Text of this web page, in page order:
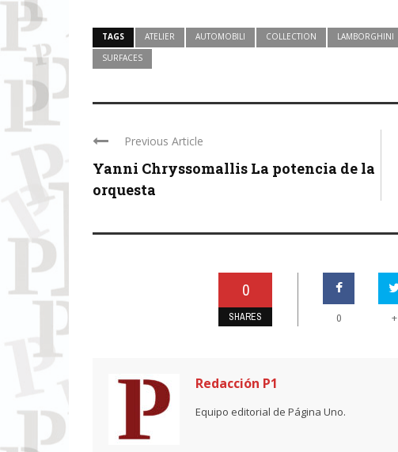
TAGS ATELIER AUTOMOBILI COLLECTION LAMBORGHINI
SURFACES
Previous Article
Yanni Chryssomallis La potencia de la
orquesta
0
SHARES 0 +
Redacción P1
Equipo editorial de Página Uno.